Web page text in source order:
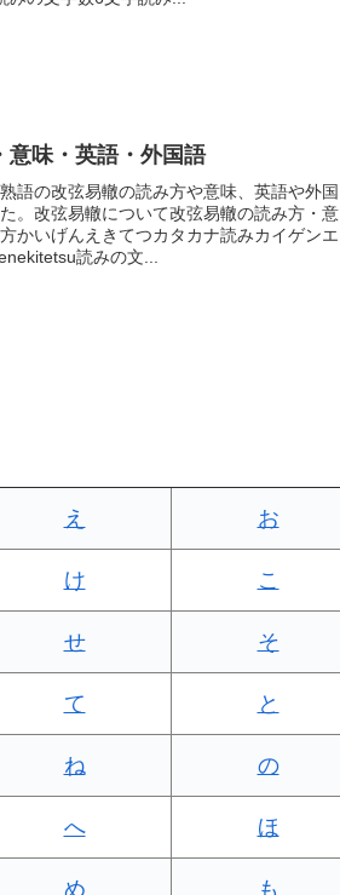
意味・英語・外国語
語の改弦易轍の読み方や意味、英語や外国
。改弦易轍について改弦易轍の読み方・意
かいげんえきてつカタカナ読みカイゲンエ
読みの文...
え お
け こ
せ そ
て と
ね の
へ ほ
め も